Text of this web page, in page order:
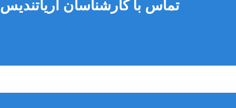
تماس با کارشناسان آریاتندیس